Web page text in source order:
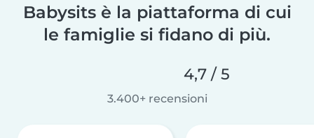
Babysits è la piattaforma di cui
le famiglie si fidano di più.
4,7 / 5
3.400+ recensioni